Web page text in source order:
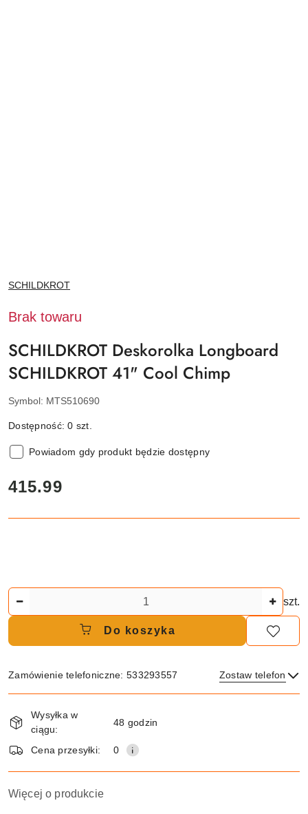
NAZWA
PRODUCENTA:
SCHILDKROT
Brak towaru
SCHILDKROT Deskorolka Longboard
SCHILDKROT 41" Cool Chimp
Symbol: MTS510690
Dostępność:0 szt.
Powiadom gdy produkt będzie dostępny
cena:
415.99
szt.
Do koszyka
Zamówienie telefoniczne: 533293557 Zostaw telefon
i
dostawa
Wysyłka w
ciągu:
48 godzin
Cena przesyłki: 0
Więcej o produkcie